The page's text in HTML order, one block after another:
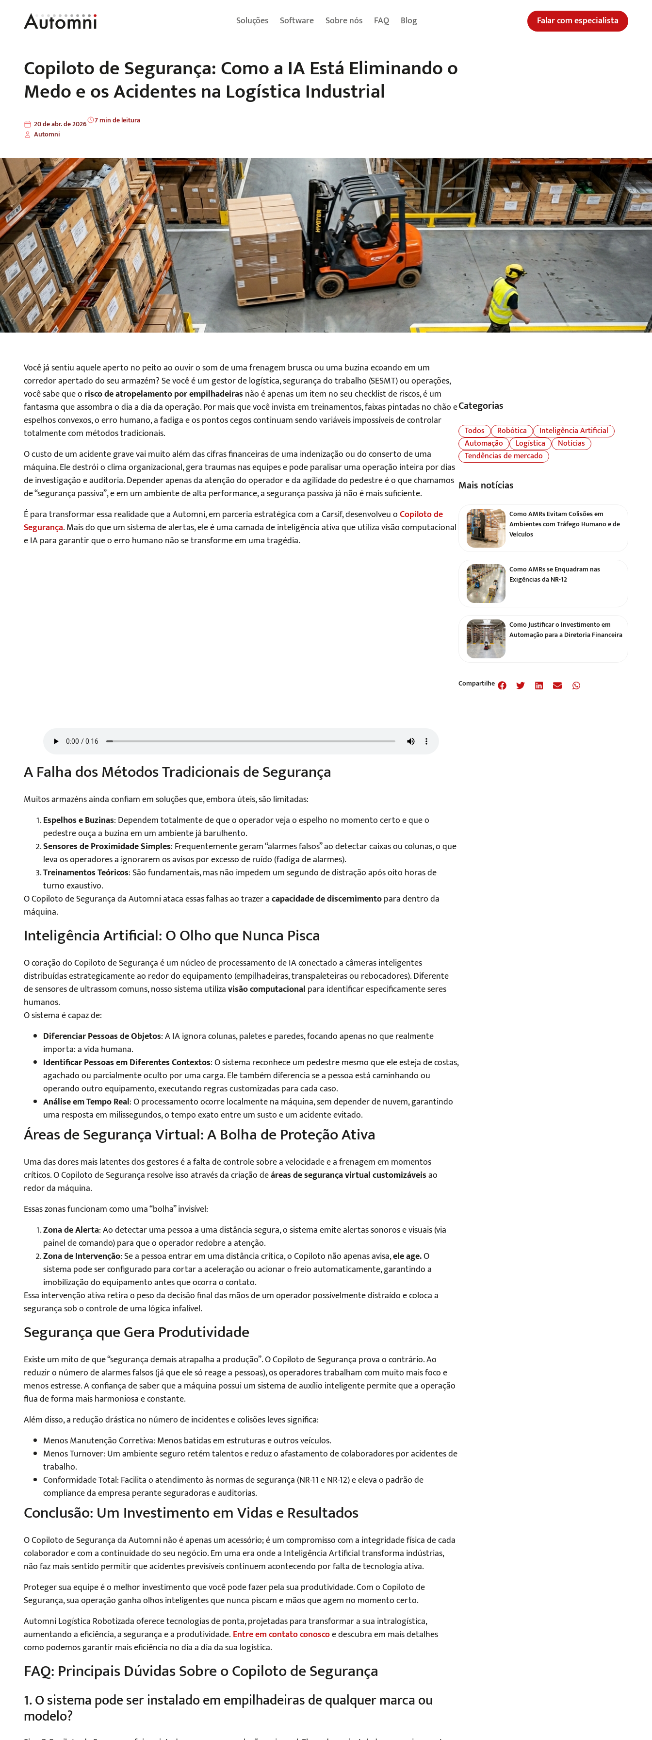
Soluções Software Sobre nós FAQ Blog Falar com especialista
Copiloto de Segurança: Como a IA Está Eliminando o
Medo e os Acidentes na Logística Industrial
20 de abr. de 2026
Automni
7 min de leitura
Você já sentiu aquele aperto no peito ao ouvir o som de uma frenagem brusca ou uma buzina ecoando em um
corredor apertado do seu armazém? Se você é um gestor de logística, segurança do trabalho (SESMT) ou operações,
você sabe que o risco de atropelamento por empilhadeirasnão é apenas um item no seu checklist de riscos, é um
fantasma que assombra o dia a dia da operação. Por mais que você invista em treinamentos, faixas pintadas no chão e
espelhos convexos, o erro humano, a fadiga e os pontos cegos continuam sendo variáveis impossíveis de controlar
totalmente com métodos tradicionais.
O custo de um acidente grave vai muito além das cifras financeiras de uma indenização ou do conserto de uma
máquina. Ele destrói o clima organizacional, gera traumas nas equipes e pode paralisar uma operação inteira por dias
de investigação e auditoria. Depender apenas da atenção do operador e da agilidade do pedestre é o que chamamos
de “segurança passiva”, e em um ambiente de alta performance, a segurança passiva já não é mais suficiente.
É para transformar essa realidade que a Automni, em parceria estratégica com a Carsif, desenvolveu oCopiloto de
Segurança. Mais do que um sistema de alertas, ele é uma camada de inteligência ativa que utiliza visão computacional
e IA para garantir que o erro humano não se transforme em uma tragédia.
A Falha dos Métodos Tradicionais de Segurança
Muitos armazéns ainda confiam em soluções que, embora úteis, são limitadas:
Espelhos e Buzinas: Dependem totalmente de que o operador veja o espelho no momento certo e que o
pedestre ouça a buzina em um ambiente já barulhento.
Sensores de Proximidade Simples: Frequentemente geram “alarmes falsos” ao detectar caixas ou colunas, o que
leva os operadores a ignorarem os avisos por excesso de ruído (fadiga de alarmes).
Treinamentos Teóricos: São fundamentais, mas não impedem um segundo de distração após oito horas de
turno exaustivo.
O Copiloto de Segurança da Automni ataca essas falhas ao trazer acapacidade de discernimentopara dentro da
máquina.
Inteligência Artificial: O Olho que Nunca Pisca
O coração do Copiloto de Segurança é um núcleo de processamento de IA conectado a câmeras inteligentes
distribuídas estrategicamente ao redor do equipamento (empilhadeiras, transpaleteiras ou rebocadores). Diferente
de sensores de ultrassom comuns, nosso sistema utilizavisão computacional para identificar especificamente seres
humanos.
O sistema é capaz de:
Diferenciar Pessoas de Objetos: A IA ignora colunas, paletes e paredes, focando apenas no que realmente
importa: a vida humana.
Identificar Pessoas em Diferentes Contextos: O sistema reconhece um pedestre mesmo que ele esteja de costas,
agachado ou parcialmente oculto por uma carga. Ele também diferencia se a pessoa está caminhando ou
operando outro equipamento, executando regras customizadas para cada caso.
Análise em Tempo Real: O processamento ocorre localmente na máquina, sem depender de nuvem, garantindo
uma resposta em milissegundos, o tempo exato entre um susto e um acidente evitado.
Áreas de Segurança Virtual: A Bolha de Proteção Ativa
Uma das dores mais latentes dos gestores é a falta de controle sobre a velocidade e a frenagem em momentos
críticos. O Copiloto de Segurança resolve isso através da criação deáreas de segurança virtual customizáveisao
redor da máquina.
Essas zonas funcionam como uma “bolha” invisível:
Zona de Alerta: Ao detectar uma pessoa a uma distância segura, o sistema emite alertas sonoros e visuais (via
painel de comando) para que o operador redobre a atenção.
Zona de Intervenção: Se a pessoa entrar em uma distância crítica, o Copiloto não apenas avisa,ele age.O
sistema pode ser configurado para cortar a aceleração ou acionar o freio automaticamente, garantindo a
imobilização do equipamento antes que ocorra o contato.
Essa intervenção ativa retira o peso da decisão final das mãos de um operador possivelmente distraído e coloca a
segurança sob o controle de uma lógica infalível.
Segurança que Gera Produtividade
Existe um mito de que “segurança demais atrapalha a produção”. O Copiloto de Segurança prova o contrário. Ao
reduzir o número de alarmes falsos (já que ele só reage a pessoas), os operadores trabalham com muito mais foco e
menos estresse. A confiança de saber que a máquina possui um sistema de auxílio inteligente permite que a operação
flua de forma mais harmoniosa e constante.
Além disso, a redução drástica no número de incidentes e colisões leves significa:
Menos Manutenção Corretiva: Menos batidas em estruturas e outros veículos.
Menos Turnover: Um ambiente seguro retém talentos e reduz o afastamento de colaboradores por acidentes de
trabalho.
Conformidade Total: Facilita o atendimento às normas de segurança (NR-11 e NR-12) e eleva o padrão de
compliance da empresa perante seguradoras e auditorias.
Conclusão: Um Investimento em Vidas e Resultados
O Copiloto de Segurança da Automni não é apenas um acessório; é um compromisso com a integridade física de cada
colaborador e com a continuidade do seu negócio. Em uma era onde a Inteligência Artificial transforma indústrias,
não faz mais sentido permitir que acidentes previsíveis continuem acontecendo por falta de tecnologia ativa.
Proteger sua equipe é o melhor investimento que você pode fazer pela sua produtividade. Com o Copiloto de
Segurança, sua operação ganha olhos inteligentes que nunca piscam e mãos que agem no momento certo.
Automni Logística Robotizada oferece tecnologias de ponta, projetadas para transformar a sua intralogística,
aumentando a eficiência, a segurança e a produtividade. Entre em contato conoscoe descubra em mais detalhes
como podemos garantir mais eficiência no dia a dia da sua logística.
FAQ: Principais Dúvidas Sobre o Copiloto de Segurança
1. O sistema pode ser instalado em empilhadeiras de qualquer marca ou
modelo?
Categorias
Todos Robótica
Inteligência Artificial
Automação
Logística
Notícias
Tendências de mercado
Mais notícias
Como AMRs Evitam Colisões em
Ambientes com Tráfego Humano e de
Veículos
Como AMRs se Enquadram nas
Exigências da NR-12
Como Justificar o Investimento em
Automação para a Diretoria Financeira
Compartilhe